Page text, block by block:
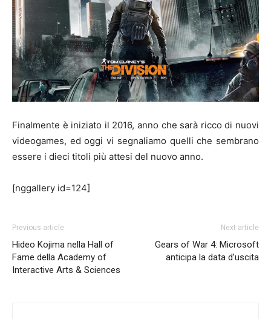
Finalmente è iniziato il 2016, anno che sarà ricco di nuovi
videogames, ed oggi vi segnaliamo quelli che sembrano
essere i dieci titoli più attesi del nuovo anno.
[nggallery id=124]
Previous article
Hideo Kojima nella Hall of
Fame della Academy of
Interactive Arts & Sciences
Next article
Gears of War 4: Microsoft
anticipa la data d’uscita